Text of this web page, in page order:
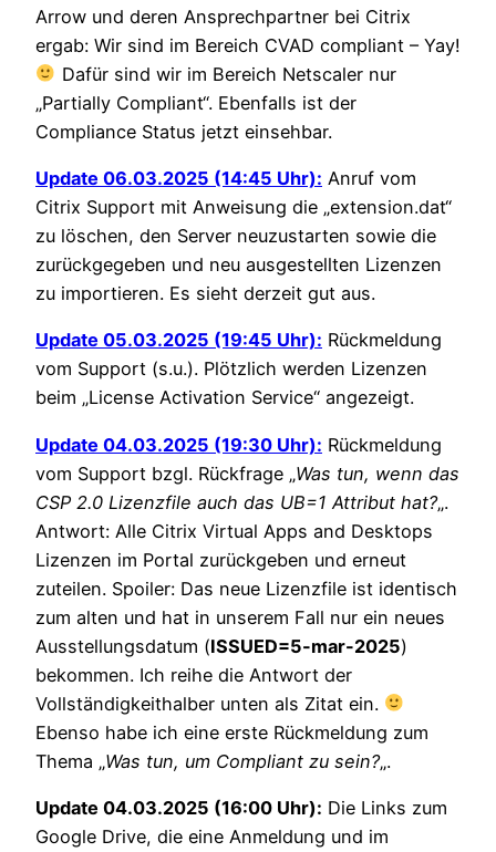
Arrow und deren Ansprechpartner bei Citrix
ergab: Wir sind im Bereich CVAD compliant – Yay!
Dafür sind wir im Bereich Netscaler nur
„Partially Compliant“. Ebenfalls ist der
Compliance Status jetzt einsehbar.
Update 06.03.2025 (14:45 Uhr): Anruf vom
Citrix Support mit Anweisung die „extension.dat“
zu löschen, den Server neuzustarten sowie die
zurückgegeben und neu ausgestellten Lizenzen
zu importieren. Es sieht derzeit gut aus.
Update 05.03.2025 (19:45 Uhr): Rückmeldung
vom Support (s.u.). Plötzlich werden Lizenzen
beim „License Activation Service“ angezeigt.
Update 04.03.2025 (19:30 Uhr): Rückmeldung
vom Support bzgl. Rückfrage „Was tun, wenn das
CSP 2.0 Lizenzfile auch das UB=1 Attribut hat?„.
Antwort: Alle Citrix Virtual Apps and Desktops
Lizenzen im Portal zurückgeben und erneut
zuteilen. Spoiler: Das neue Lizenzfile ist identisch
zum alten und hat in unserem Fall nur ein neues
Ausstellungsdatum (ISSUED=5-mar-2025)
bekommen. Ich reihe die Antwort der
Vollständigkeithalber unten als Zitat ein.
Ebenso habe ich eine erste Rückmeldung zum
Thema „Was tun, um Compliant zu sein?„.
Update 04.03.2025 (16:00 Uhr): Die Links zum
Google Drive, die eine Anmeldung und im